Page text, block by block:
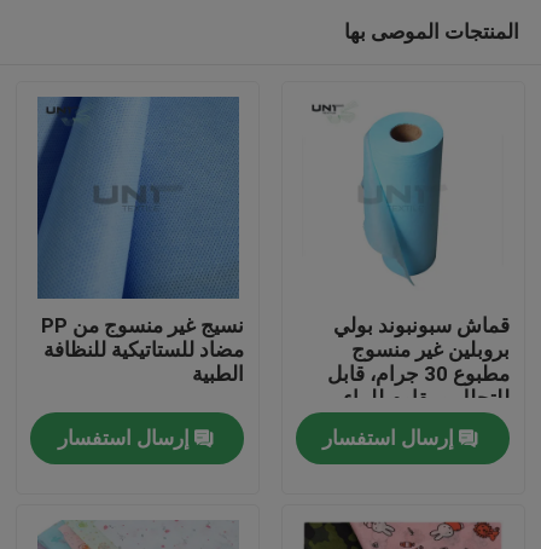
المنزل
المنتجات
عنّا
المنتجات الموصى بها
قماش سبونبوند بولي
بروبلين غير منسوج
مطبوع 30 جرام، قابل
للتحلل ومقاوم للماء
إرسال استفسار
نسيج غير منسوج من PP
مضاد للستاتيكية للنظافة
الطبية
إرسال استفسار